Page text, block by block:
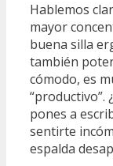
Hablemos
mayor
buena silla
también
cómodo, es
“productivo”.
pones a
sentirte
espalda